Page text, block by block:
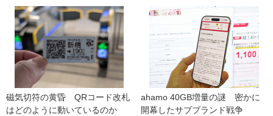
磁気切符の黄昏　QRコード改札
はどのように動いているのか
ahamo 40GB増量の謎　密かに
開幕したサブブランド戦争